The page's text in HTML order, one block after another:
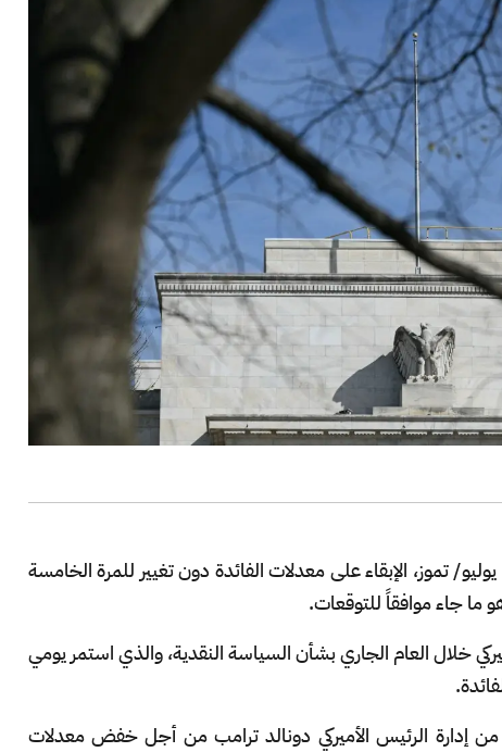
قرر الاحتياطي الفدرالي الأميركي، يوم الأربعاء 30 يوليو/ تموز، الإبقاء على معدلات الفائدة دون تغيير للمرة الخامسة
خلال العام الجاري بشأن السياسة النقدية، والذي استمر يومي
إدارة الرئيس الأميركي دونالد ترامب من أجل خفض معدلات